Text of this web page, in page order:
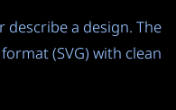
describe a design. The
(SVG) with clean